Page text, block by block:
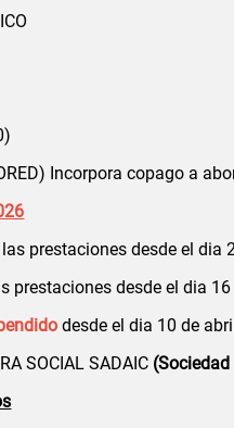
Incorpora copago a
prestaciones desde el dia
prestaciones desde el dia
desde el dia 10 de
SOCIAL SADAIC